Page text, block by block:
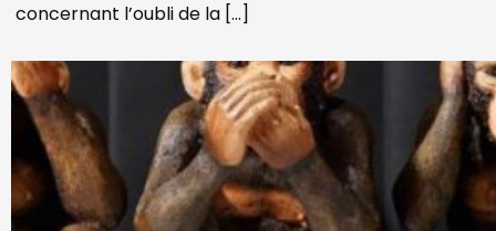
concernant l’oubli de la […]